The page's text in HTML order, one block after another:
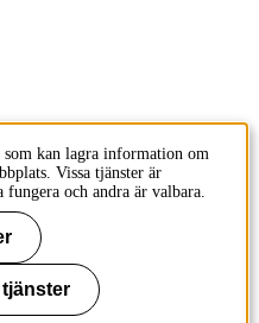
som kan lagra information om
Vissa tjänster är
fungera och andra är valbara.